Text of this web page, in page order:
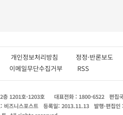
개인정보처리방침 정정·반론보도
이메일무단수집거부 RSS
층 1201호-1203호 대표전화 : 1800-6522 편집
비즈니스포스트 등록일: 2013.11.13 발행·편집인